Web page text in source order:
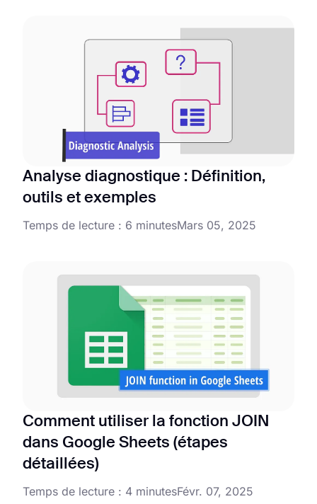
Analyse diagnostique : Définition,
outils et exemples
Temps de lecture : 6 minutesMars 05, 2025
Comment utiliser la fonction JOIN
dans Google Sheets (étapes
détaillées)
Temps de lecture : 4 minutesFévr. 07, 2025